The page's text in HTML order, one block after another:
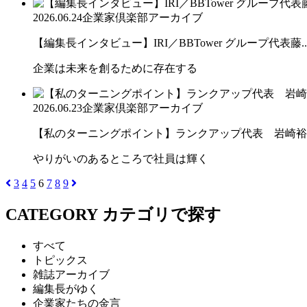
2026.06.24企業家倶楽部アーカイブ
【編集長インタビュー】IRI／BBTower グループ代表藤
企業は未来を創るために存在する
2026.06.23企業家倶楽部アーカイブ
【私のターニングポイント】ランクアップ代表 岩崎
やりがいのあるところで社員は輝く
3 4 5 6 7 8 9
CATEGORY カテゴリで探す
すべて
トピックス
雑誌アーカイブ
編集長がゆく
企業家たちの金言